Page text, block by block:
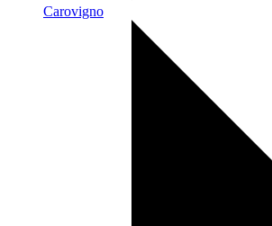
Carovigno